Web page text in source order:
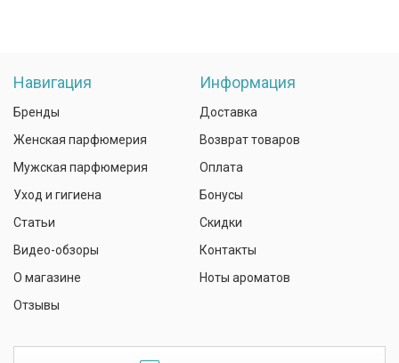
Навигация
Бренды
Женская парфюмерия
Мужская парфюмерия
Уход и гигиена
Статьи
Видео-обзоры
О магазине
Отзывы
Информация
Доставка
Возврат товаров
Оплата
Бонусы
Скидки
Контакты
Ноты ароматов